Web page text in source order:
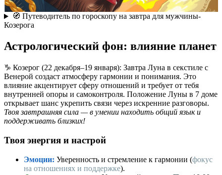
🧭 Путеводитель по гороскопу на завтра для мужчины-
Козерога
Астрологический фон: влияние планет
♑️ Козерог (22 декабря–19 января): Завтра Луна в секстиле с
Венерой создаст атмосферу гармонии и понимания. Это
влияние акцентирует сферу отношений и требует от тебя
внутренней опоры и самоконтроля. Положение Луны в 7 доме
открывает шанс укрепить связи через искренние разговоры.
Твоя завтрашняя сила — в умении находить общий язык и
поддерживать близких!
Твоя энергия и настрой
Эмоции: Уверенность и стремление к гармонии (фокус
на отношениях и поддержке).